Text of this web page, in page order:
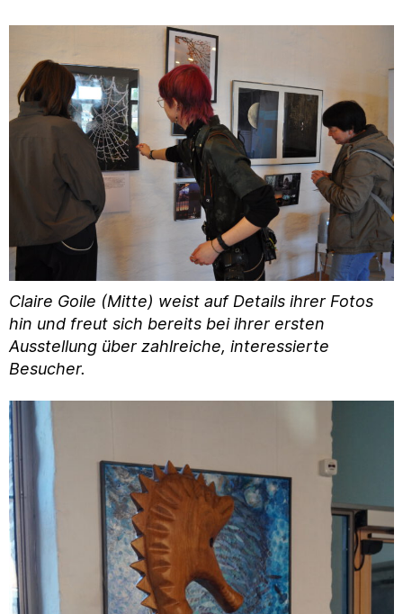
Claire Goile (Mitte) weist auf Details ihrer Fotos
hin und freut sich bereits bei ihrer ersten
Ausstellung über zahlreiche, interessierte
Besucher.